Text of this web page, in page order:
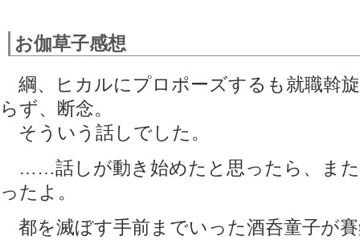
お伽草子感想
綱、ヒカルにプロポーズするも就職斡
らず、断念。
そういう話しでした。
……話しが動き始めたと思ったら、また
ったよ。
都を滅ぼす手前までいった酒呑童子が